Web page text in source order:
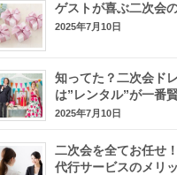
ゲストが喜ぶ二次会
2025年7月10日
知ってた？二次会ド
は”レンタル”が一番
2025年7月10日
二次会を全てお任せ
代行サービスのメリ